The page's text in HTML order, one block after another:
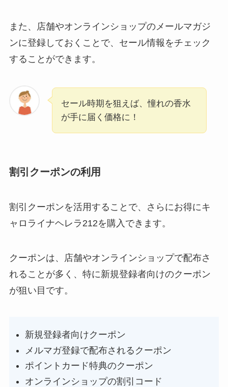
また、店舗やオンラインショップのメールマガジ
ンに登録しておくことで、セール情報をチェック
することができます。
セール時期を狙えば、憧れの香水
が手に届く価格に！
割引クーポンの利用
割引クーポンを活用することで、さらにお得にキ
ャロライナヘレラ212を購入できます。
クーポンは、店舗やオンラインショップで配布さ
れることが多く、特に新規登録者向けのクーポン
が狙い目です。
新規登録者向けクーポン
メルマガ登録で配布されるクーポン
ポイントカード特典のクーポン
オンラインショップの割引コード